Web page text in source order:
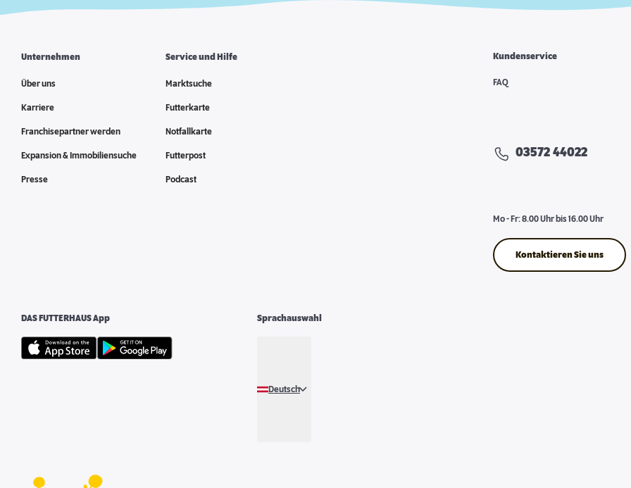
Unternehmen
Über uns
Karriere
Franchisepartner werden
Expansion & Immobiliensuche
Presse
Service und Hilfe
Marktsuche
Futterkarte
Notfallkarte
Futterpost
Podcast
Kundenservice
FAQ
03572 44022
Mo - Fr: 8.00 Uhr bis 16.00 Uhr
Kontaktieren Sie uns
DAS FUTTERHAUS App Sprachauswahl
Deutsch